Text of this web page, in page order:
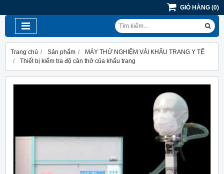
GIỎ HÀNG (0)
Trang chủ Sản phẩm
MÁY THỬ NGHIỆM VẢI KHẨU TRANG Y TẾ
Thiết bị kiểm tra độ cản thở của khẩu trang